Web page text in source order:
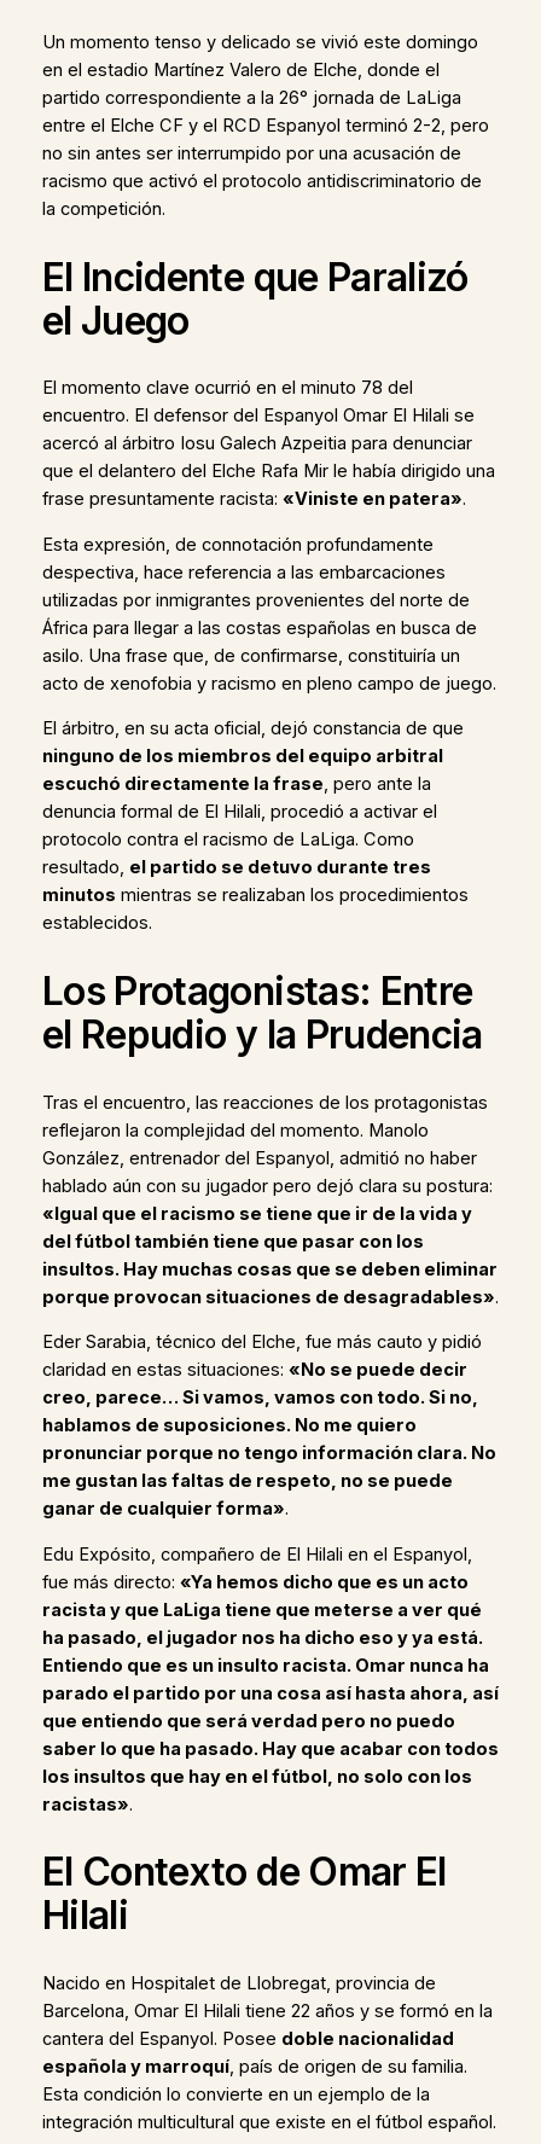
Un momento tenso y delicado se vivió este domingo
en el estadio Martínez Valero de Elche, donde el
partido correspondiente a la 26° jornada de LaLiga
entre el Elche CF y el RCD Espanyol terminó 2-2, pero
no sin antes ser interrumpido por una acusación de
racismo que activó el protocolo antidiscriminatorio de
la competición.
El Incidente que Paralizó
el Juego
El momento clave ocurrió en el minuto 78 del
encuentro. El defensor del Espanyol Omar El Hilali se
acercó al árbitro Iosu Galech Azpeitia para denunciar
que el delantero del Elche Rafa Mir le había dirigido una
frase presuntamente racista: «Viniste en patera».
Esta expresión, de connotación profundamente
despectiva, hace referencia a las embarcaciones
utilizadas por inmigrantes provenientes del norte de
África para llegar a las costas españolas en busca de
asilo. Una frase que, de confirmarse, constituiría un
acto de xenofobia y racismo en pleno campo de juego.
El árbitro, en su acta oficial, dejó constancia de que
ninguno de los miembros del equipo arbitral
escuchó directamente la frase, pero ante la
denuncia formal de El Hilali, procedió a activar el
protocolo contra el racismo de LaLiga. Como
resultado, el partido se detuvo durante tres
minutos mientras se realizaban los procedimientos
establecidos.
Los Protagonistas: Entre
el Repudio y la Prudencia
Tras el encuentro, las reacciones de los protagonistas
reflejaron la complejidad del momento. Manolo
González, entrenador del Espanyol, admitió no haber
hablado aún con su jugador pero dejó clara su postura:
«Igual que el racismo se tiene que ir de la vida y
del fútbol también tiene que pasar con los
insultos. Hay muchas cosas que se deben eliminar
porque provocan situaciones de desagradables».
Eder Sarabia, técnico del Elche, fue más cauto y pidió
claridad en estas situaciones: «No se puede decir
creo, parece… Si vamos, vamos con todo. Si no,
hablamos de suposiciones. No me quiero
pronunciar porque no tengo información clara. No
me gustan las faltas de respeto, no se puede
ganar de cualquier forma».
Edu Expósito, compañero de El Hilali en el Espanyol,
fue más directo: «Ya hemos dicho que es un acto
racista y que LaLiga tiene que meterse a ver qué
ha pasado, el jugador nos ha dicho eso y ya está.
Entiendo que es un insulto racista. Omar nunca ha
parado el partido por una cosa así hasta ahora, así
que entiendo que será verdad pero no puedo
saber lo que ha pasado. Hay que acabar con todos
los insultos que hay en el fútbol, no solo con los
racistas».
El Contexto de Omar El
Hilali
Nacido en Hospitalet de Llobregat, provincia de
Barcelona, Omar El Hilali tiene 22 años y se formó en la
cantera del Espanyol. Posee doble nacionalidad
española y marroquí, país de origen de su familia.
Esta condición lo convierte en un ejemplo de la
integración multicultural que existe en el fútbol español.